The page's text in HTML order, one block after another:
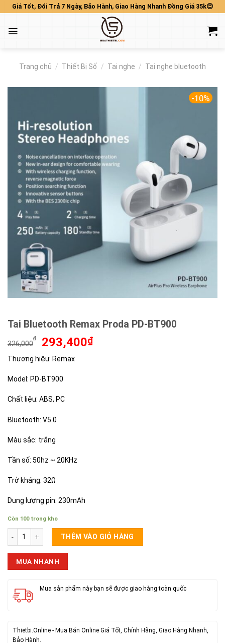
Skip
content
Giá Tốt, Đổi Trả 7 Ngày, Bảo Hành, Giao Hàng Nhanh Đồng Giá 35k😍
Trang chủ / Thiết Bị Số / Tai nghe / Tai nghe bluetooth
-10%
Tai Bluetooth Remax Proda PD-BT900
326,000
₫
Giá
là:
293,400₫Giá
Thương hiệu: Remax
Model: PD-BT900
Chất liệu: ABS, PC
Bluetooth: V5.0
Màu sắc: trắng
Tần số: 50hz ~ 20KHz
Trở kháng: 32Ω
Dung lượng pin: 230mAh
Còn 100 trong kho
Tai Bluetooth Remax Proda PD-BT900 số lượng
THÊM VÀO GIỎ HÀNG
MUA NHANH
Mua sản phẩm này bạn sẽ được giao hàng toàn quốc
Thietbi.Online - Mua Bán Online Giá Tốt, Chính Hãng, Giao Hàng Nhanh,
Bảo Hành.